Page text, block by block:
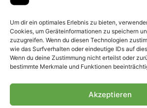
Um dir ein optimales Erlebnis zu bieten,
Cookies, um Geräteinformationen zu speichern
zuzugreifen. Wenn du diesen Technologien
wie das Surfverhalten oder eindeutige IDs auf
Wenn du deine Zustimmung nicht erteilst oder
bestimmte Merkmale und Funktionen
Akzeptieren
– Alle rechte vorbehalten.
Fohlen-Hautnah.de ist ein
offiziell eingetragenes Magazin
bei der Deutschen
Nationalbibliothek (ISSN 1868-
Weiterverarbeitung, auch
Genehmigung.